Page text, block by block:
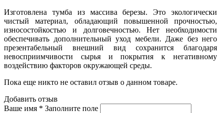
Изготовлена тумба из массива березы. Это экологически
чистый материал, обладающий повышенной прочностью,
износостойкостью и долговечностью. Нет необходимости
обеспечивать дополнительный уход мебели. Даже без него
презентабельный внешний вид сохранится благодаря
невосприимчивости сырья и покрытия к негативному
воздействию факторов окружающей среды.
Пока еще никто не оставил отзыв о данном товаре.
Добавить отзыв
Ваше имя * Заполните поле